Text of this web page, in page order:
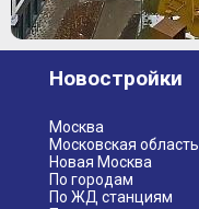
Новостройки
Москва
Московская область
Новая Москва
По городам
По ЖД станциям